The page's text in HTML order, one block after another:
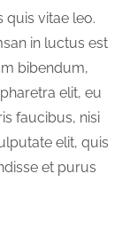
quis vitae leo.
in luctus est
bibendum,
elit, eu
faucibus, nisi
elit, quis
et purus